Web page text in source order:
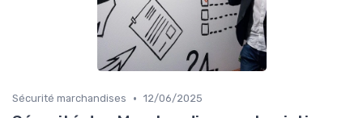
Sécurité marchandises • 12/06/2025